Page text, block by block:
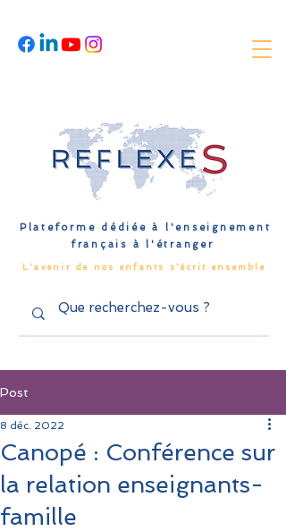
Plateforme dédiée à l'enseignement
français à l'étranger
L'avenir de nos enfants s'écrit ensemble
Post
Canopé : Conférence sur
la relation enseignants-
famille
8 déc. 2022